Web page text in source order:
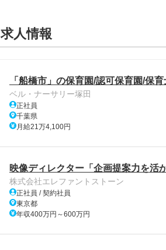
求人情報
「船橋市」の保育園/認可保育園/保
ベル・ナーサリー塚田
正社員
千葉県
月給21万4,100円
映像ディレクター「企画提案力を活
株式会社エレファントストーン
正社員 / 契約社員
東京都
年収400万円～600万円